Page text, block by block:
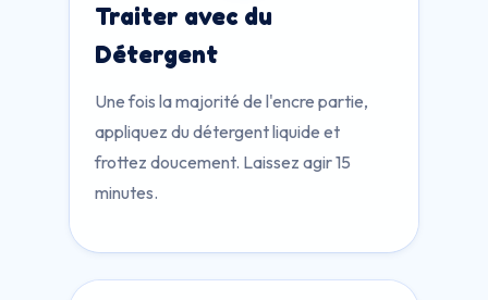
Traiter avec du
Détergent
Une fois la majorité de l'encre partie,
appliquez du détergent liquide et
frottez doucement. Laissez agir 15
minutes.